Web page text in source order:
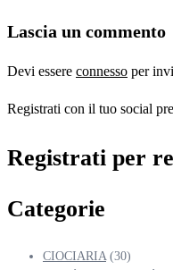
Lascia un commento
Devi essere connesso per
Registrati con il tuo social
Registrati per
Categorie
CIOCIARIA(30)